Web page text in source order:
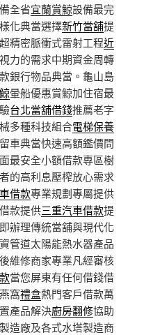
全省宜蘭賞鯨設備最完
化典當選擇新竹當舖提
精密脈衝式雷射工程近
力的需求中期資金周轉
銀行物品典當。龜山島
暈船優惠賞鯨加住宿最
台北當舖借錢推薦老字
多種科技組合電梯保養
車典當快速高額鑑價問
最安全小額借款專區樹
的高利息壓榨放心需求
借款專業規劃專屬提供
款提供三重汽車借款提
辦理傳統當舖與現代化
管道太陽能熱水器產品
維修商家專業凡經審核
當您屏東有任何借錢借
窩禮盒熱門客戶借款萬
產品解決廚房翻修協助
造廠及各式水塔製造商